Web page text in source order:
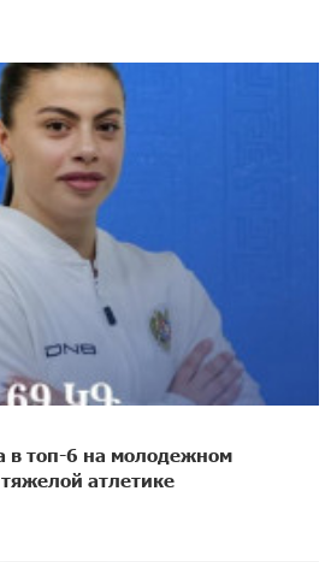
в топ-6 на молодежном
атлетике